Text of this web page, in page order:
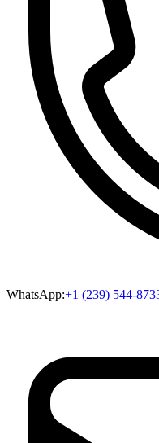
WhatsApp:+1 (239) 544-